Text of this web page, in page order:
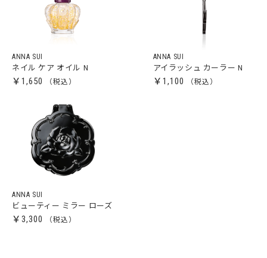
ANNA SUI
ネイル ケア オイル N
￥1,650
ANNA SUI
アイラッシュ カーラー N
￥1,100
ANNA SUI
ビューティー ミラー ローズ
￥3,300